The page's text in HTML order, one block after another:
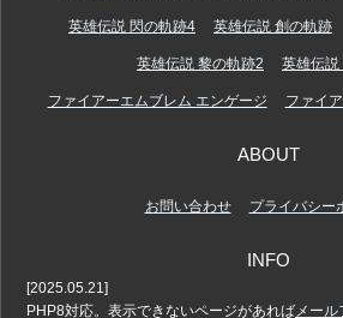
英雄伝説 閃の軌跡4 英雄伝説 創の軌跡
英雄伝説 黎の軌跡2 英雄伝説
ファイアーエムブレム エンゲージ ファイ
ABOUT
お問い合わせ プライバシー
INFO
[2025.05.21]
PHP8対応。表示できないページがあればメール